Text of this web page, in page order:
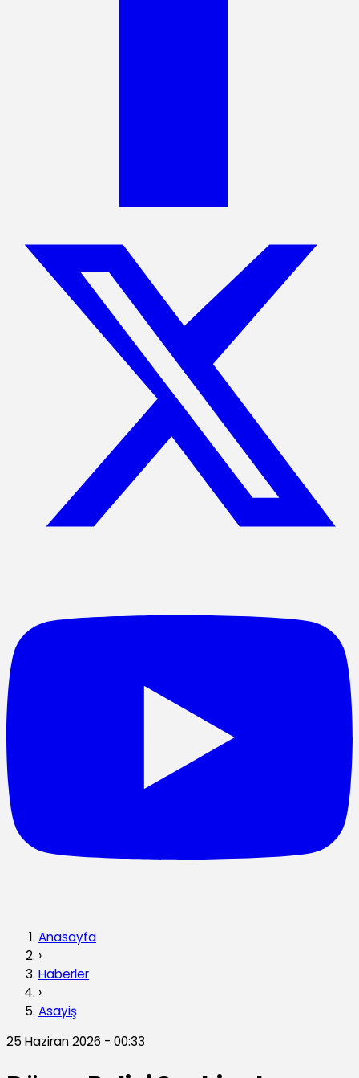
Anasayfa
›
Haberler
›
Asayiş
25 Haziran 2026 - 00:33